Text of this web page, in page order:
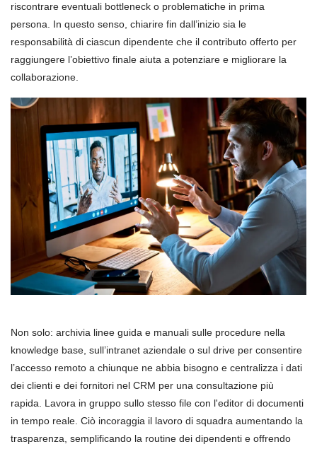
riscontrare eventuali bottleneck o problematiche in prima
persona. In questo senso, chiarire fin dall’inizio sia le
responsabilità di ciascun dipendente che il contributo offerto per
raggiungere l’obiettivo finale aiuta a potenziare e migliorare la
collaborazione.
Non solo: archivia linee guida e manuali sulle procedure nella
knowledge base, sull’intranet aziendale o sul drive per consentire
l’accesso remoto a chiunque ne abbia bisogno e centralizza i dati
dei clienti e dei fornitori nel CRM per una consultazione più
rapida. Lavora in gruppo sullo stesso file con l'editor di documenti
in tempo reale. Ciò incoraggia il lavoro di squadra aumentando la
trasparenza, semplificando la routine dei dipendenti e offrendo